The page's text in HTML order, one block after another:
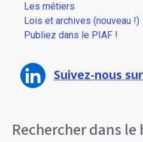
Les métiers
Lois et archives (nouveau !)
Publiez dans le PIAF !
Suivez-nous
Rechercher dans le